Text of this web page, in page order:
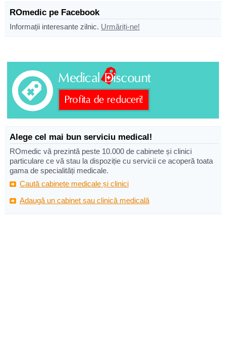
ROmedic pe Facebook
Informații interesante zilnic. Urmăriți-ne!
Alege cel mai bun serviciu medical!
ROmedic vă prezintă peste 10.000 de cabinete și clinici
particulare ce vă stau la dispoziție cu servicii ce acoperă toata
gama de specialități medicale.
Caută cabinete medicale și clinici
Adaugă un cabinet sau clinică medicală